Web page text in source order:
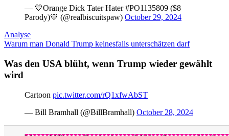
— 💙Orange Dick Tater Hater #PO1135809 ($8
Parody)💙 (@realbiscuitspaw) October 29, 2024
Analyse
Warum man Donald Trump keinesfalls unterschätzen darf
Was den USA blüht, wenn Trump wieder gewählt
wird
Cartoon pic.twitter.com/rQ1xfwAbST
— Bill Bramhall (@BillBramhall) October 28, 2024